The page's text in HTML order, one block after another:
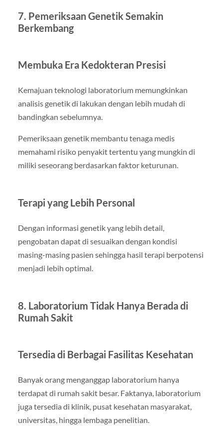
7. Pemeriksaan Genetik Semakin
Berkembang
Membuka Era Kedokteran Presisi
Kemajuan teknologi laboratorium memungkinkan
analisis genetik di lakukan dengan lebih mudah di
bandingkan sebelumnya.
Pemeriksaan genetik membantu tenaga medis
memahami risiko penyakit tertentu yang mungkin di
miliki seseorang berdasarkan faktor keturunan.
Terapi yang Lebih Personal
Dengan informasi genetik yang lebih detail,
pengobatan dapat di sesuaikan dengan kondisi
masing-masing pasien sehingga hasil terapi berpotensi
menjadi lebih optimal.
8. Laboratorium Tidak Hanya Berada di
Rumah Sakit
Tersedia di Berbagai Fasilitas Kesehatan
Banyak orang menganggap laboratorium hanya
terdapat di rumah sakit besar. Faktanya, laboratorium
juga tersedia di klinik, pusat kesehatan masyarakat,
universitas, hingga lembaga penelitian.